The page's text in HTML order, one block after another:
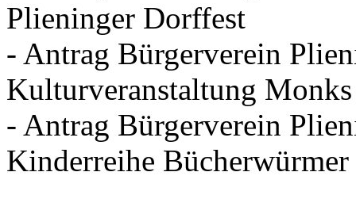
Plieninger Dorffest
- Antrag Bürgerverein
Kulturveranstaltung Monks
- Antrag Bürgerverein
Kinderreihe Bücherwürmer